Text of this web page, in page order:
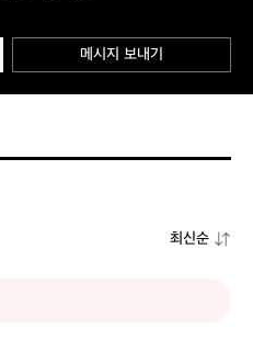
메시지 보내기
최신순